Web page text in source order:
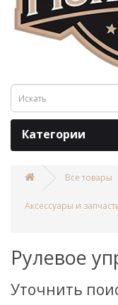
Категории
Все товары
Аксессуары и
Рулевое
Уточнить